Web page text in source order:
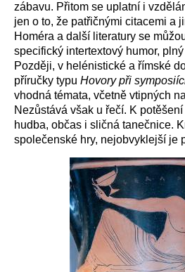
zábavu. Přitom se uplatní i
jen o to, že patřičnými citacemi a
Homéra a další literatury se
specifický intertextový humor,
Později, v helénistické a římské
příručky typu Hovory při
vhodná témata, včetně vtipných
Nezůstává však u řečí. K
hudba, občas i sličná tanečnice.
společenské hry, nejobvyklejší je